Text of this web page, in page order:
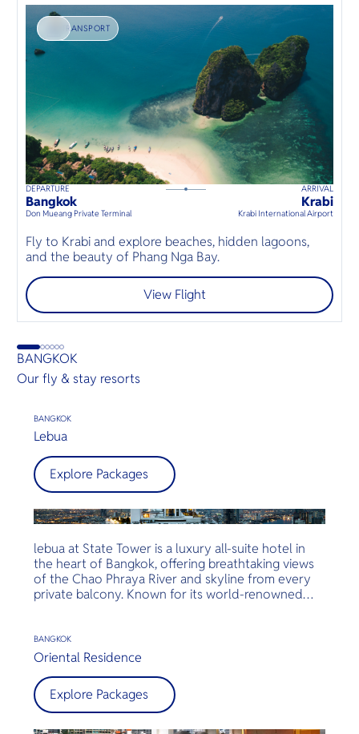
TRANSPORT
160mins⦁
DEPARTURE ARRIVAL
Bangkok
Don Mueang Private Terminal
Krabi
Krabi International Airport
Fly to Krabi and explore beaches, hidden lagoons,
and the beauty of Phang Nga Bay.
View Flight
BANGKOK
Our fly & stay resorts
BANGKOK
Lebua
Explore Packages
lebua at State Tower is a luxury all-suite hotel in
the heart of Bangkok, offering breathtaking views
of the Chao Phraya River and skyline from every
private balcony. Known for its world-renowned
unforgettable experience of elevated hospitality,
fine cuisine, and unmatched service.
BANGKOK
Oriental Residence
Explore Packages